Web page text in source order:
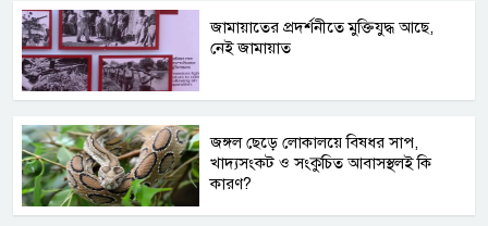
জামায়াতের প্রদর্শনীতে মুক্তিযুদ্ধ আছে,
নেই জামায়াত
জঙ্গল ছেড়ে লোকালয়ে বিষধর সাপ,
খাদ্যসংকট ও সংকুচিত আবাসস্থলই কি
কারণ?